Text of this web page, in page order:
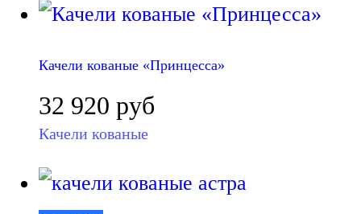
Качели кованые «Принцесса»
32 920 руб
Качели кованые